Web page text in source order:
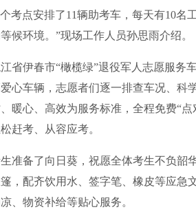
点安排了11辆助考车，每天有10名
候环境。”现场工作人员孙思雨介绍。
伊春市“橄榄绿”退役军人志愿服务
心车辆，志愿者们逐一排查车况、科
暖心、高效为服务标准，全程免费“点
赶考、从容应考。
备了向日葵，祝愿全体考生不负韶
，配齐饮用水、签字笔、橡皮等应急
、物资补给等贴心服务。